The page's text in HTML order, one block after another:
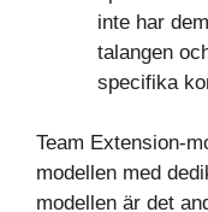
inte har
talangen
specifika
Team Extension-
modellen med
modellen är det